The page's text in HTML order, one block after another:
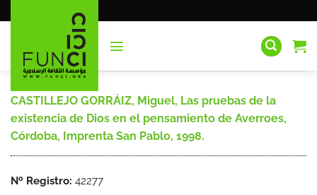
al
CASTILLEJO GORRÁIZ, Miguel, Las pruebas de la
existencia de Dios en el pensamiento de Averroes,
Córdoba, Imprenta San Pablo, 1998.
Nº Registro: 42277